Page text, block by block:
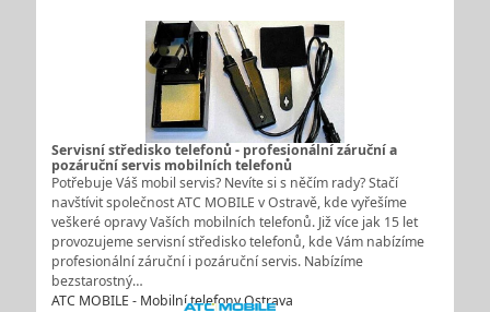
Servisní středisko telefonů - profesionální záruční a
pozáruční servis mobilních telefonů
Potřebuje Váš mobil servis? Nevíte si s něčím rady? Stačí
navštívit společnost ATC MOBILE v Ostravě, kde vyřešíme
veškeré opravy Vaších mobilních telefonů. Již více jak 15 let
provozujeme servisní středisko telefonů, kde Vám nabízíme
profesionální záruční i pozáruční servis. Nabízíme
bezstarostný…
ATC MOBILE - Mobilní telefony Ostrava